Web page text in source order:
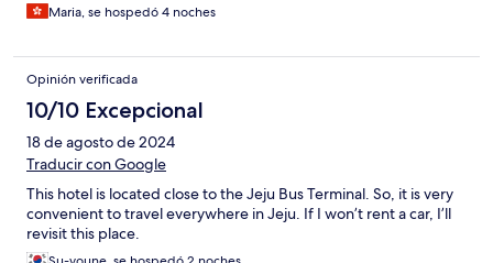
Maria, se hospedó 4 noches
Opinión verificada
10/10 Excepcional
18 de agosto de 2024
Traducir con Google
This hotel is located close to the Jeju Bus Terminal. So, it is very
convenient to travel everywhere in Jeju. If I won’t rent a car, I’ll
revisit this place.